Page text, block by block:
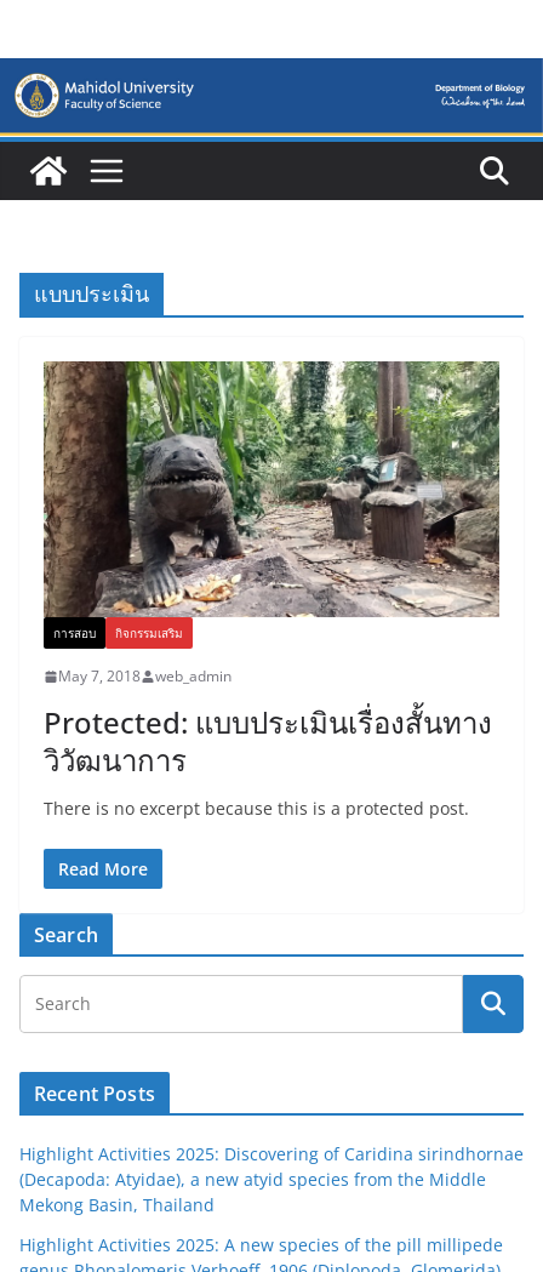
content
แบบประเมิน
การสอบ กิจกรรมเสริม
May 7, 2018 web_admin
Protected: แบบประเมินเรื่องสั้นทาง
วิวัฒนาการ
There is no excerpt because this is a protected post.
Read More
Search
Recent Posts
Highlight Activities 2025: Discovering of Caridina sirindhornae
(Decapoda: Atyidae), a new atyid species from the Middle
Mekong Basin, Thailand
Highlight Activities 2025: A new species of the pill millipede